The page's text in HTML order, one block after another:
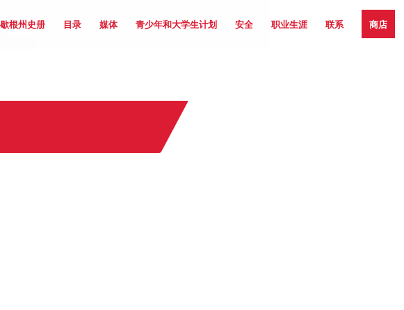
根州史册 目录 媒体 青少年和大学生计划 安全 职业生涯 联系 商店